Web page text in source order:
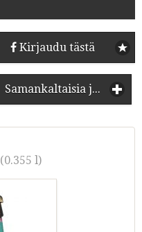
Kirjaudu tästä
Samankaltaisia juomia
(0.355 l)